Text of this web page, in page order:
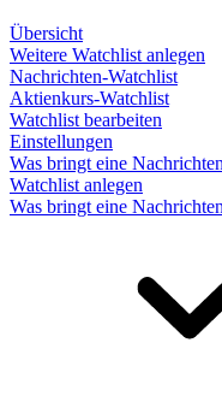
Übersicht
Weitere Watchlist anlegen
Nachrichten-Watchlist
Aktienkurs-Watchlist
Watchlist bearbeiten
Einstellungen
Was bringt eine
Watchlist anlegen
Was bringt eine